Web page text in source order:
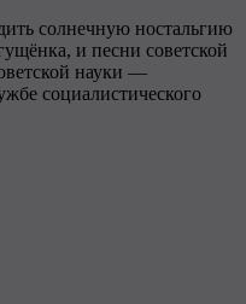
солнечную ностальгию
и песни советской
науки —
социалистического